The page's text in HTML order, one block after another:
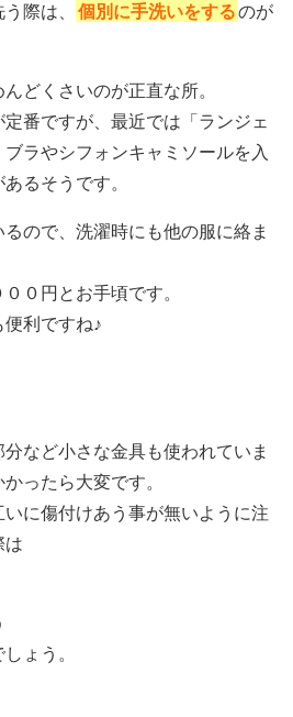
際は、 個別に手洗いをするのが
どくさいのが正直な所。
番ですが、最近では「ランジェ
ラやシフォンキャミソールを入
るそうです。
ので、洗濯時にも他の服に絡ま
０円とお手頃です。
便利ですね♪
など小さな金具も使われていま
ったら大変です。
に傷付けあう事が無いように注
は
ょう。